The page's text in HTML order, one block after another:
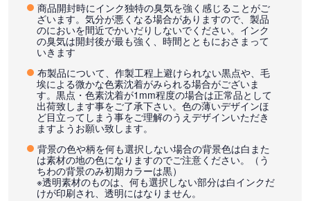
商品開封時にインク独特の臭気を強く感じることがご
ざいます。気分が悪くなる場合がありますので、製品
のにおいを間近でかいだりしないでください。インク
の臭気は開封後が最も強く、時間とともにおさまって
いきます
布製品について、作製工程上避けられない黒点や、毛
埃による微かな色素沈着がみられる場合がございま
す。黒点・色素沈着が1mm程度の場合は正常品として
出荷致します事をご了承下さい。色の薄いデザインほ
ど目立ってしまう事をご理解のうえデザインいただき
ますようお願い致します。
背景の色や柄を何も選択しない場合の背景色は白また
は素材の地の色になりますのでご注意ください。（う
ちわの背景のみ初期カラーは黒）
※透明素材のものは、何も選択しない部分は白インクだ
けが印刷され、透明にはなりません。